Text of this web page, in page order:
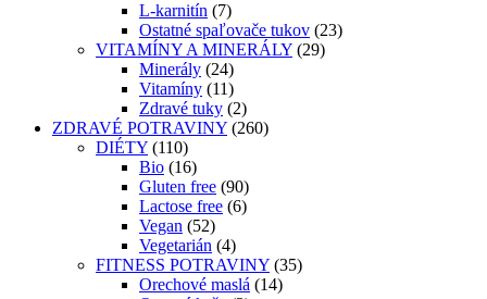
L-karnitín (7)
Ostatné spaľovače tukov (23)
VITAMÍNY A MINERÁLY (29)
Minerály (24)
Vitamíny (11)
Zdravé tuky (2)
ZDRAVÉ POTRAVINY (260)
DIÉTY (110)
Bio (16)
Gluten free (90)
Lactose free (6)
Vegan (52)
Vegetarián (4)
FITNESS POTRAVINY (35)
Orechové maslá (14)